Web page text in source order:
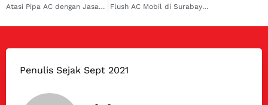
Atasi Pipa AC dengan Jasa Perbaikan AC Mobil Koja dan Rawamangun Terbaik Flush AC Mobil di Surabaya Barat dengan Harga Terjangkau: Solusi untuk AC Mobil Anda
Penulis Sejak Sept 2021